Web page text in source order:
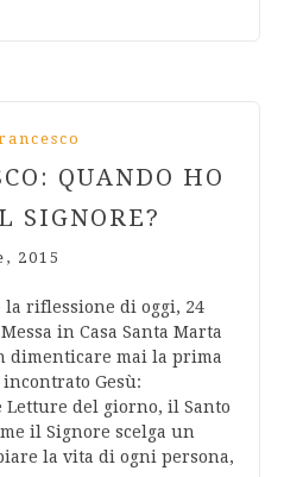
QUANDO HO
SIGNORE?
2015
la riflessione di oggi, 24
in Casa Santa Marta
dimenticare mai la prima
Gesù:
del giorno, il Santo
il Signore scelga un
la vita di ogni persona,